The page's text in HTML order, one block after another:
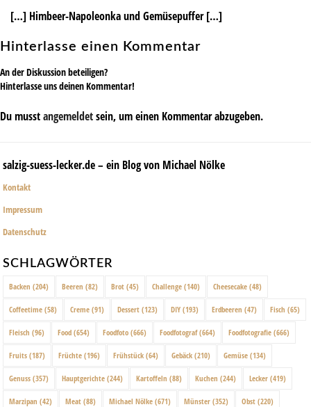
[…] Himbeer-Napoleonka und Gemüsepuffer […]
Hinterlasse einen Kommentar
An der Diskussion beteiligen?
Hinterlasse uns deinen Kommentar!
Du musstangemeldetsein, um einen Kommentar abzugeben.
salzig-suess-lecker.de – ein Blog von Michael Nölke
Kontakt
Impressum
Datenschutz
SCHLAGWÖRTER
Backen (204) Beeren (82) Brot (45) Challenge (140) Cheesecake (48)
Coffeetime (58) Creme (91) Dessert (123) DIY (193) Erdbeeren (47) Fisch (65)
Fleisch (96) Food (654) Foodfoto (666) Foodfotograf(664) Foodfotografie (666)
Fruits (187) Früchte (196) Frühstück (64) Gebäck (210) Gemüse (134)
Genuss (357) Hauptgerichte (244) Kartoffeln (88) Kuchen (244) Lecker (419)
Marzipan (42) Meat (88) Michael Nölke (671) Münster (352) Obst (220)